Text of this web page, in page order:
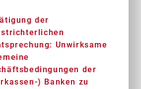
der
Unwirksame
der
) Banken zu